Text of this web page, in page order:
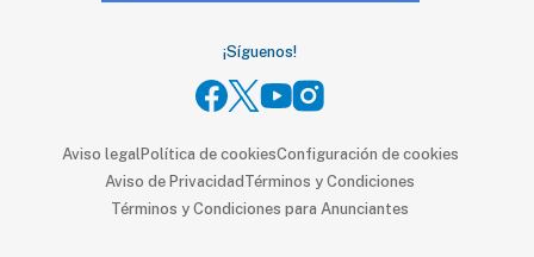
nosotros
Donativos
¡Síguenos!
Aviso legalPolítica de cookiesConfiguración de cookies
Aviso de Privacidad Términos y Condiciones
Términos y Condiciones para Anunciantes